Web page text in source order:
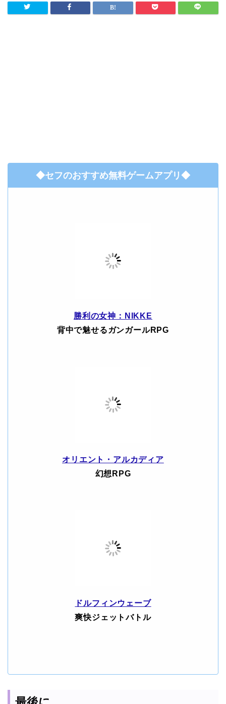
◆セフのおすすめ無料ゲームアプリ◆
勝利の女神：NIKKE
背中で魅せるガンガールRPG
オリエント・アルカディア
幻想RPG
ドルフィンウェーブ
爽快ジェットバトル